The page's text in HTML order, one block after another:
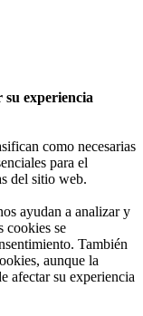
experiencia
como necesarias
para el
del sitio web.
ayudan a analizar y
cookies se
También
aunque la
afectar su experiencia